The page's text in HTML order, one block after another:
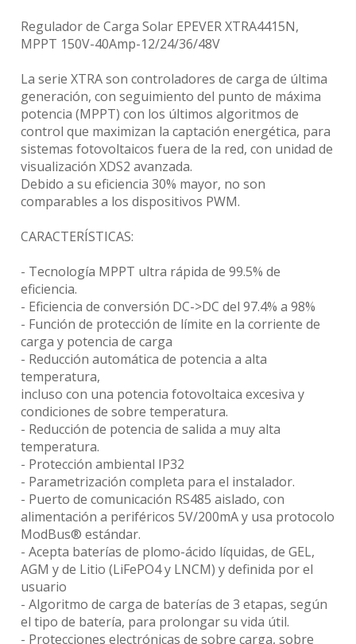
Regulador de Carga Solar EPEVER XTRA4415N,
MPPT 150V-40Amp-12/24/36/48V
La serie XTRA son controladores de carga de última
generación, con seguimiento del punto de máxima
potencia (MPPT) con los últimos algoritmos de
control que maximizan la captación energética, para
sistemas fotovoltaicos fuera de la red, con unidad de
visualización XDS2 avanzada.
Debido a su eficiencia 30% mayor, no son
comparables a los dispositivos PWM.
CARACTERÍSTICAS:
- Tecnología MPPT ultra rápida de 99.5% de
eficiencia.
- Eficiencia de conversión DC->DC del 97.4% a 98%
- Función de protección de límite en la corriente de
carga y potencia de carga
- Reducción automática de potencia a alta
temperatura,
incluso con una potencia fotovoltaica excesiva y
condiciones de sobre temperatura.
- Reducción de potencia de salida a muy alta
temperatura.
- Protección ambiental IP32
- Parametrización completa para el instalador.
- Puerto de comunicación RS485 aislado, con
alimentación a periféricos 5V/200mA y usa protocolo
ModBus® estándar.
- Acepta baterías de plomo-ácido líquidas, de GEL,
AGM y de Litio (LiFePO4 y LNCM) y definida por el
usuario
- Algoritmo de carga de baterías de 3 etapas, según
el tipo de batería, para prolongar su vida útil.
- Protecciones electrónicas de sobre carga, sobre